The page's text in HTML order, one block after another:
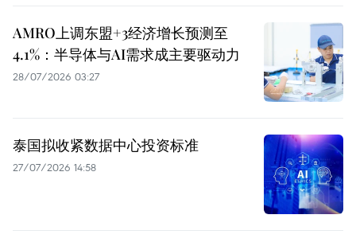
AMRO上调东盟+3经济增长预测至
4.1%：半导体与AI需求成主要驱动力
28/07/2026 03:27
泰国拟收紧数据中心投资标准
27/07/2026 14:58